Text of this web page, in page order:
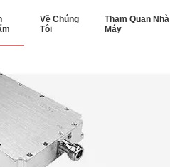
Về Chúng
Tôi
Tham Quan Nhà
Máy